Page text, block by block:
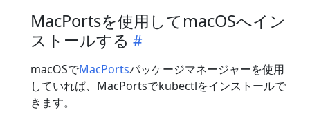
MacPortsを使用してmacOSへイン
ストールする
macOSでMacPortsパッケージマネージャーを使用
していれば、MacPortsでkubectlをインストールで
きます。